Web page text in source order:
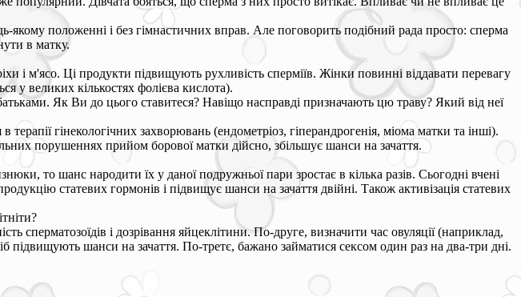
якому положенні і без гімнастичних вправ. Але поговорить подібний рада просто: сперма
в матку.
і м'ясо. Ці продукти підвищують рухливість сперміїв. Жінки повинні віддавати перевагу
у великих кількостях фолієва кислота).
Як Ви до цього ставитеся? Навіщо насправді призначають цю траву? Який від неї
гінекологічних захворювань (ендометріоз, гіперандрогенія, міома матки та інші).
порушеннях прийом борової матки дійсно, збільшує шанси на зачаття.
то шанс народити їх у даної подружньої пари зростає в кілька разів. Сьогодні вчені
статевих гормонів і підвищує шанси на зачаття двійні. Також активізація статевих
сперматозоїдів і дозрівання яйцеклітини. По-друге, визначити час овуляції (наприклад,
підвищують шанси на зачаття. По-третє, бажано займатися сексом один раз на два-три дні.